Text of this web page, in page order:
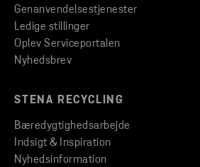
Genanvendelsestjenester
Ledige stillinger
Oplev Serviceportalen
Nyhedsbrev
STENA RECYCLING
Bæredygtighedsarbejde
Indsigt & Inspiration
Nyhedsinformation